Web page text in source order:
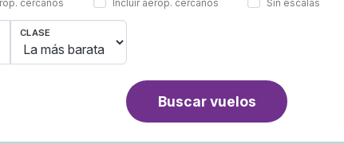
cercanos Incluir aerop. cercanos Sin escalas
CLASE
Buscar vuelos